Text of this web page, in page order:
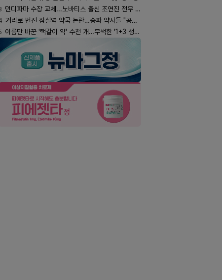
먼디파마 수장 교체...노바티스 출신 조연진 전무 내정
거리로 번진 잠실역 약국 논란…송파 약사들 "공공성 훼손"
이름만 바꾼 '택갈이 약' 수천 개…무색한 '1+3 생동'